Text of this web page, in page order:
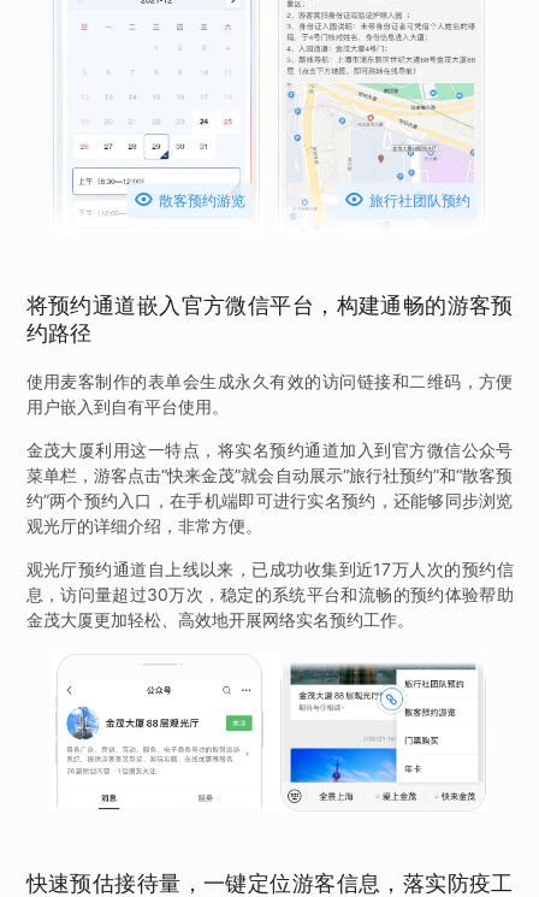
 散客预约游览  旅行社团队预约
将预约通道嵌入官方微信平台，构建通畅的游客预
约路径
使用麦客制作的表单会生成永久有效的访问链接和二维码，方便
用户嵌入到自有平台使用。
金茂大厦利用这一特点，将实名预约通道加入到官方微信公众号
菜单栏，游客点击“快来金茂”就会自动展示“旅行社预约”和“散客预
约”两个预约入口，在手机端即可进行实名预约，还能够同步浏览
观光厅的详细介绍，非常方便。
观光厅预约通道自上线以来，已成功收集到近17万人次的预约信
息，访问量超过30万次，稳定的系统平台和流畅的预约体验帮助
金茂大厦更加轻松、高效地开展网络实名预约工作。
快速预估接待量，一键定位游客信息，落实防疫工